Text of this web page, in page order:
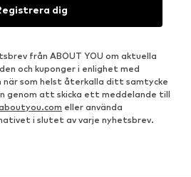
dig
från ABOUT YOU om aktuella
och kuponger i enlighet med
när som helst återkalla ditt samtycke
genom att skicka ett meddelande till
eller använda
i slutet av varje nyhetsbrev.